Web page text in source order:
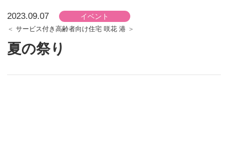
2023.09.07 イベント
サービス付き高齢者向け住宅 咲花 港
夏の祭り